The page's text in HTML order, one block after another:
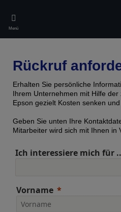
main
content
Menü
Rückruf
Erhalten Sie persönliche
Ihrem Unternehmen mit Hilfe
Epson gezielt Kosten senken
Geben Sie unten Ihre
Mitarbeiter wird sich mit Ihnen in
Ich interessiere mich für
Vorname